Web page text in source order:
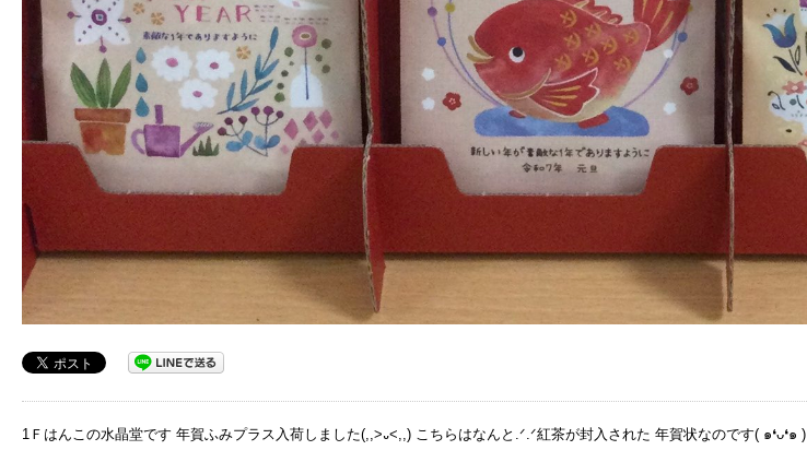
1Ｆはんこの水晶堂です 年賀ふみプラス入荷しました(,,>᎑<,,) こちらはなんと.ᐟ.ᐟ紅茶が封入された 年賀状なのです( ๑❛ᴗ❛๑ )